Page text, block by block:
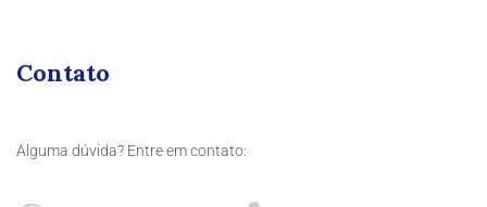
Contato
Alguma dúvida? Entre em contato: